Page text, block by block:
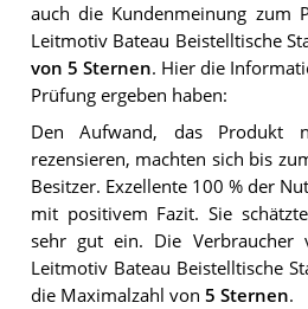
auch die Kundenmeinung zum
Leitmotiv Bateau Beistelltische
von 5 Sternen. Hier die
Prüfung ergeben haben:
Den Aufwand, das Produkt
rezensieren, machten sich bis
Besitzer. Exzellente 100 % der
mit positivem Fazit. Sie
sehr gut ein. Die Verbraucher
Leitmotiv Bateau Beistelltische
die Maximalzahl von 5 Sternen.